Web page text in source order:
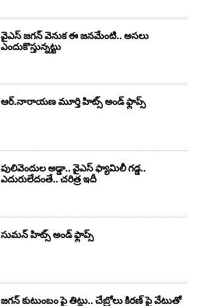
వైఎస్‌ జగన్‌ వెనుక ఈ జనమేంటి.. అసలు
ఎందుకొస్తున్నట్టు
ఆర్‌.నారాయ‌ణ మూర్తి హిట్స్ అండ్ ఫ్లాప్స్‌
పులివెందుల అడ్డా.. వైఎస్ ఫ్యామిలీ గడ్డ..
ఎదురులేదంతే.. చరిత్ర ఇదీ
సుమ‌న్ హిట్స్ అండ్ ఫ్లాప్స్‌
జగన్ కుటుంబం పై తిట్లు.. చేబ్రోలు కిరణ్ పై వేటుతో